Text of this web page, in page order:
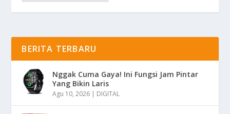
BERITA TERBARU
Nggak Cuma Gaya! Ini Fungsi Jam Pintar
Yang Bikin Laris
Agu 10, 2026 | DIGITAL